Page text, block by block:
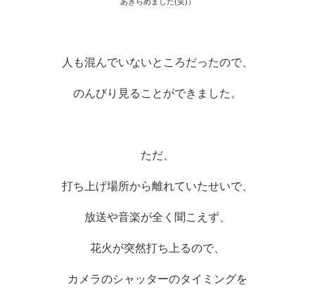
人も混んでいないところだったので、
のんびり見ることができました。
ただ、
打ち上げ場所から離れていたせいで、
放送や音楽が全く聞こえず、
花火が突然打ち上るので、
カメラのシャッターのタイミングを